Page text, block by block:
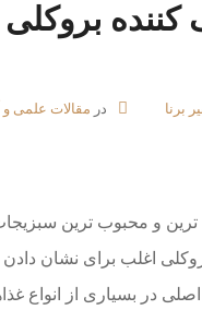
بروکلی
برنا در مقالات علمی و
و محبوب ترین
اغلب برای نشان
در بسیاری از انواع